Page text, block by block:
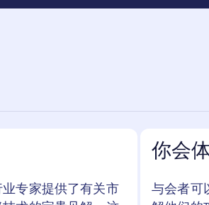
专家提供了有关市
你会
与会者可